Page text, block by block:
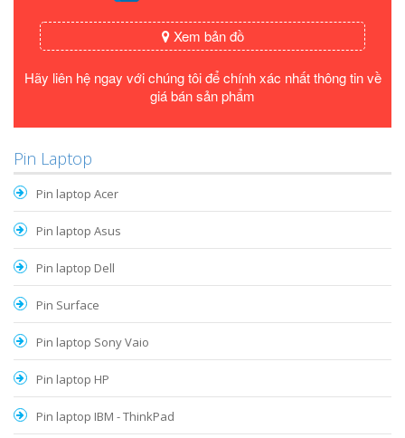
Xem bản đồ
Hãy liên hệ ngay với chúng tôi để chính xác nhất thông tin về
giá bán sản phẩm
Pin Laptop
Pin laptop Acer
Pin laptop Asus
Pin laptop Dell
Pin Surface
Pin laptop Sony Vaio
Pin laptop HP
Pin laptop IBM - ThinkPad